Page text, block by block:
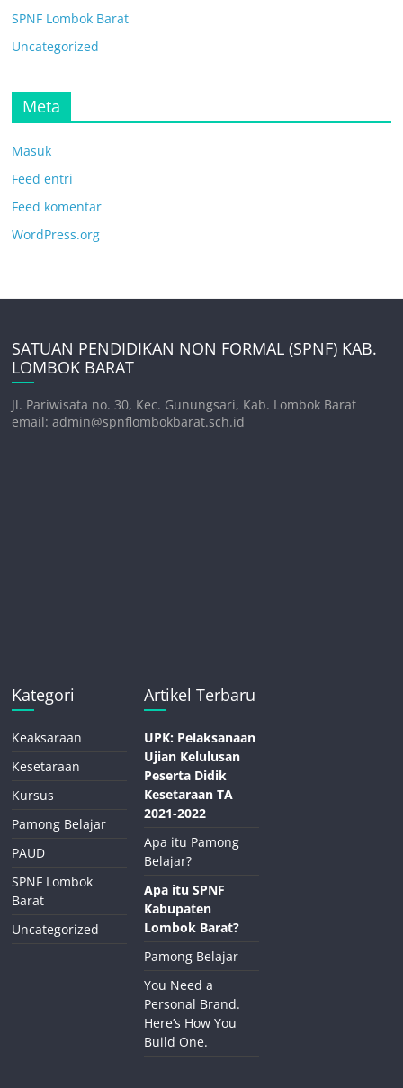
SPNF Lombok Barat
Uncategorized
Meta
Masuk
Feed entri
Feed komentar
WordPress.org
SATUAN PENDIDIKAN NON FORMAL (SPNF) KAB.
LOMBOK BARAT
Jl. Pariwisata no. 30, Kec. Gunungsari, Kab. Lombok Barat
email: admin@spnflombokbarat.sch.id
Kategori
Keaksaraan
Kesetaraan
Kursus
Pamong Belajar
PAUD
SPNF Lombok
Barat
Uncategorized
Artikel Terbaru
UPK: Pelaksanaan
Ujian Kelulusan
Peserta Didik
Kesetaraan TA
2021-2022
Apa itu Pamong
Belajar?
Apa itu SPNF
Kabupaten
Lombok Barat?
Pamong Belajar
You Need a
Personal Brand.
Here’s How You
Build One.